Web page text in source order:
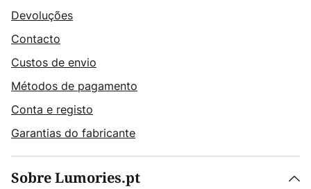
Devoluções
Contacto
Custos de envio
Métodos de pagamento
Conta e registo
Garantias do fabricante
Sobre Lumories.pt